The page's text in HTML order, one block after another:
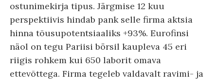
ostunimekirja tipus. Järgmise 12 kuu
perspektiivis hindab pank selle firma aktsia
hinna tõusupotentsiaaliks +93%. Eurofinsi
näol on tegu Pariisi börsil kaupleva 45 eri
riigis rohkem kui 650 laborit omava
ettevõttega. Firma tegeleb valdavalt ravimi- ja